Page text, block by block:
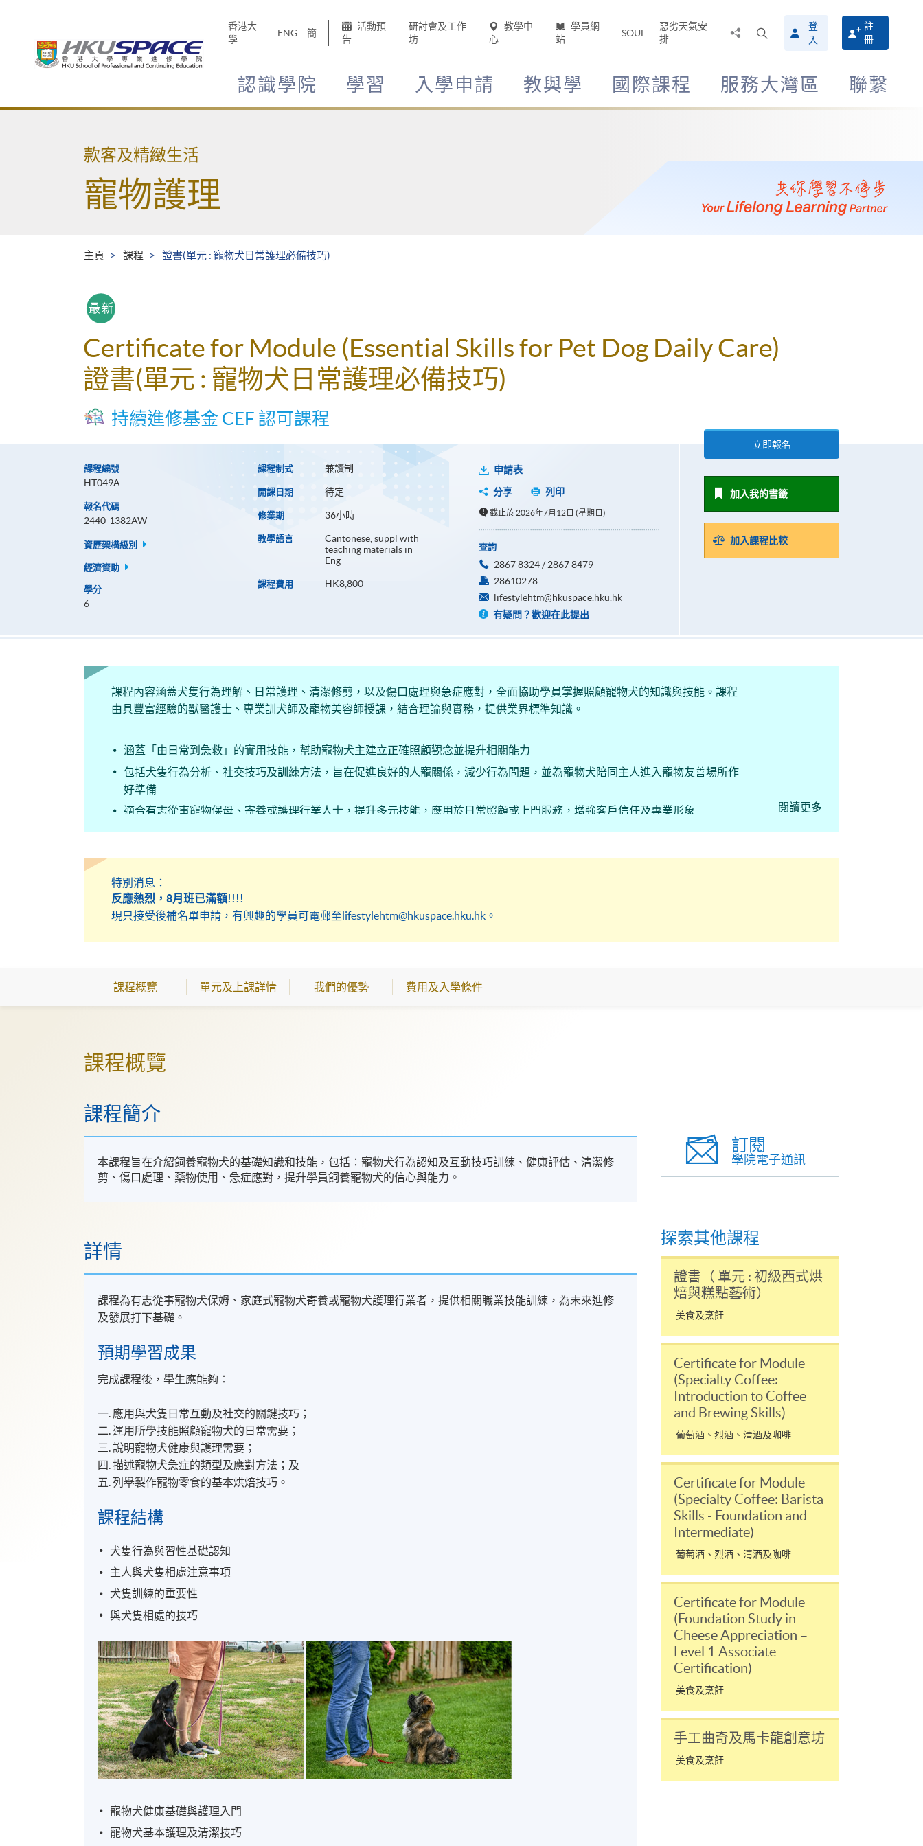
香港大
學
ENG 簡
活動預
告
研討會及工作
坊
教學中
心
學員網
站
SOUL
惡劣天氣安
排
搜
尋
介
面
登
入
註
冊
認識學院 學習 入學申請 教與學 國際課程 服務大灣區 聯繫
Main
款客及精緻生活
寵物護理
主頁 課程 證書(單元 : 寵物犬日常護理必備技巧)
Certificate for Module (Essential Skills for Pet Dog Daily Care)
證書(單元 : 寵物犬日常護理必備技巧)
持續進修基金 CEF 認可課程
課程編號
HT049A
報名代碼
2440-1382AW
資歷架構級別
經濟資助
學分
6
課程制式 兼讀制
開課日期 待定
修業期 36小時
教學語言
Cantonese, suppl with
teaching materials in
Eng
課程費用 HK8,800
申請表
分享
列印
截止於 2026年7月12日 (星期日)
查詢
2867 8324 / 2867 8479
28610278
lifestylehtm@hkuspace.hku.hk
有疑問？歡迎在此提出
立即報名
加入我的書籤
加入課程比較
課程內容涵蓋犬隻行為理解、日常護理、清潔修剪，以及傷口處理與急症應對，全面協助學員掌握照顧寵物犬的知識與技能。課程
由具豐富經驗的獸醫護士、專業訓犬師及寵物美容師授課，結合理論與實務，提供業界標準知識。
涵蓋「由日常到急救」的實用技能，幫助寵物犬主建立正確照顧觀念並提升相關能力
包括犬隻行為分析、社交技巧及訓練方法，旨在促進良好的人寵關係，減少行為問題，並為寵物犬陪同主人進入寵物友善場所作
好準備
適合有志從事寵物保母、寄養或護理行業人士，提升多元技能，應用於日常照顧或上門服務，增強客戶信任及專業形象
閱讀更多
特別消息：
反應熱烈，8月班已滿額!!!!
現只接受後補名單申請，有興趣的學員可電郵至lifestylehtm@hkuspace.hku.hk。
課程概覽 單元及上課詳情 我們的優勢 費用及入學條件
課程概覽
課程簡介
本課程旨在介紹飼養寵物犬的基礎知識和技能，包括：寵物犬行為認知及互動技巧訓練、健康評估、清潔修
剪、傷口處理、藥物使用、急症應對，提升學員飼養寵物犬的信心與能力。
詳情
課程為有志從事寵物犬保姆、家庭式寵物犬寄養或寵物犬護理行業者，提供相關職業技能訓練，為未來進修
及發展打下基礎。
預期學習成果
完成課程後，學生應能夠：
一. 應用與犬隻日常互動及社交的關鍵技巧；
二. 運用所學技能照顧寵物犬的日常需要；
三. 說明寵物犬健康與護理需要；
四. 描述寵物犬急症的類型及應對方法；及
五. 列舉製作寵物零食的基本烘焙技巧。
課程結構
犬隻行為與習性基礎認知
主人與犬隻相處注意事項
犬隻訓練的重要性
與犬隻相處的技巧
寵物犬健康基礎與護理入門
寵物犬基本護理及清潔技巧
訂閱
學院電子通訊
探索其他課程
證書（ 單元 : 初級西式烘
焙與糕點藝術）
美食及烹飪
Certificate for Module
(Specialty Coffee:
Introduction to Coffee
and Brewing Skills)
葡萄酒、烈酒、清酒及咖啡
Certificate for Module
(Specialty Coffee: Barista
Skills - Foundation and
Intermediate)
葡萄酒、烈酒、清酒及咖啡
Certificate for Module
(Foundation Study in
Cheese Appreciation –
Level 1 Associate
Certification)
美食及烹飪
手工曲奇及馬卡龍創意坊
美食及烹飪